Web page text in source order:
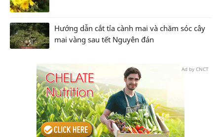
Hướng dẫn cắt tỉa cành mai và chăm sóc cây
mai vàng sau tết Nguyên đán
Ad by CNCT